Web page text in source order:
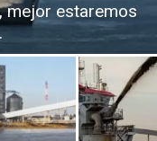
mejor estaremos